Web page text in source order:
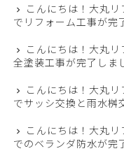
こんにちは！大丸
でリフォーム工事が完
こんにちは！大丸
全塗装工事が完了しま
こんにちは！大丸
でサッシ交換と雨水桝
こんにちは！大丸
でのベランダ防水が完